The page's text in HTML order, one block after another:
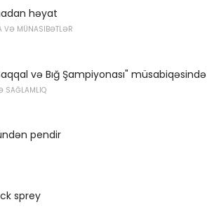
həyat
VƏ MÜNASIBƏTLƏR
və Bığ Şampiyonası" müsabiqəsində
SAĞLAMLIQ
pendir
sprey